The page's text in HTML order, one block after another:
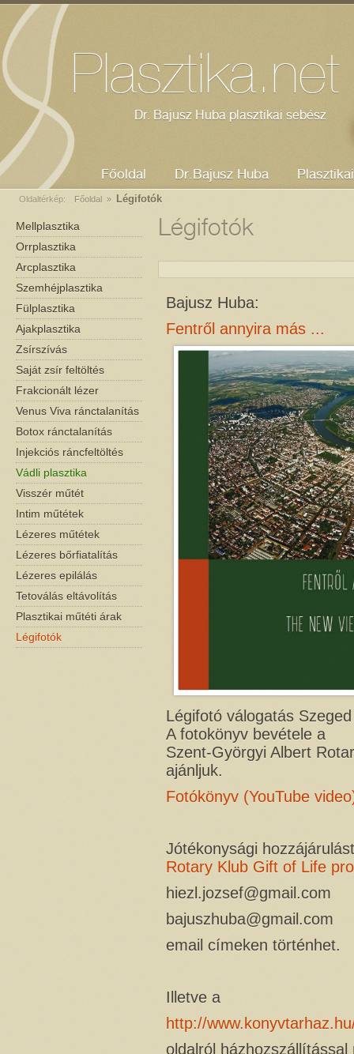
Légifotók
Bajusz Huba:
Fentről annyira más ...
Légifotó válogatás
A fotokönyv bevétele a
Szent-Györgyi Albert
ajánljuk.
Fotókönyv (YouTube
Jótékonysági
Rotary Klub Gift of Life
hiezl.jozsef@gmail.com
bajuszhuba@gmail.com
email címeken történhet.
Illetve a
http://
oldalról házhozszállítással
Mellplasztika
Orrplasztika
Arcplasztika
Szemhéjplasztika
Fülplasztika
Ajakplasztika
Zsírszívás
Saját zsír feltöltés
Frakcionált lézer
Venus Viva ránctalanítás
Botox ránctalanítás
Injekciós ráncfeltöltés
Vádli plasztika
Visszér műtét
Intim műtétek
Lézeres műtétek
Lézeres bőrfiatalítás
Lézeres epilálás
Tetoválás eltávolítás
Plasztikai műtéti árak
Légifotók
Plasztika.net
Dr. Bajusz Huba plasztikai sebész
Főoldal Dr.Bajusz Huba
Oldaltérkép: Főoldal » Légifotók
Dr. Bajusz Huba - plasztikai sebész
Mellplasztika
Orrplasztika
Kozmetikus Szeged